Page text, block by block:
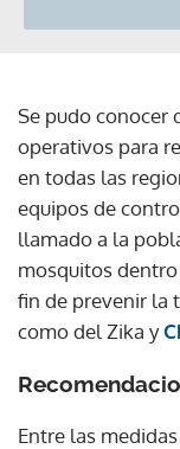
Se pudo conocer
operativos para
en todas las
equipos de
llamado a la
mosquitos
fin de prevenir la
como del Zika y
Entre las